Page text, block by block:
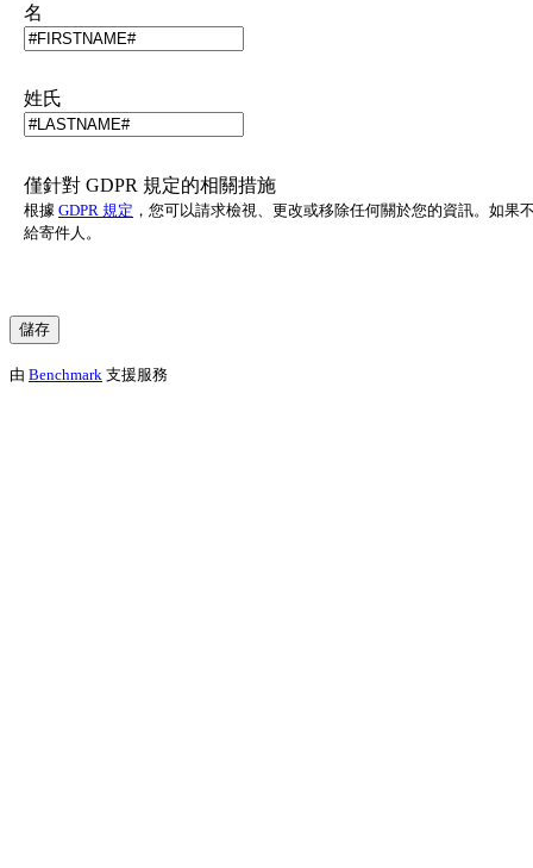
名
姓氏
僅針對 GDPR 規定的相關措施
根據 GDPR 規定 ，您可以請求檢視、更改或移除任何關於您的資訊。如果
給寄件人。
由 Benchmark 支援服務